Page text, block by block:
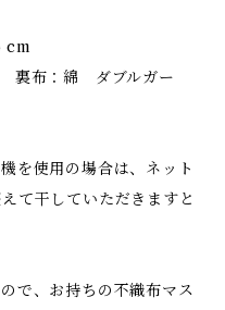
cm
裏布：綿 ダブルガー
を使用の場合は、ネット
て干していただきますと
で、お持ちの不織布マス